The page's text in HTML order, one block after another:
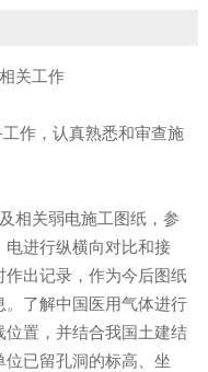
关工作
作，认真熟悉和审查施
相关弱电施工图纸，参
进行纵横向对比和接
出记录，作为今后图纸
了解中国医用气体进行
置，并结合我国土建结
已留孔洞的标高、坐